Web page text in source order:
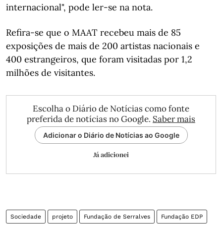
internacional", pode ler-se na nota.
Refira-se que o MAAT recebeu mais de 85
exposições de mais de 200 artistas nacionais e
400 estrangeiros, que foram visitadas por 1,2
milhões de visitantes.
Escolha o Diário de Notícias como fonte
preferida de notícias no Google. Saber mais
Adicionar o Diário de Notícias ao Google
Já adicionei
Sociedade projeto Fundação de Serralves Fundação EDP